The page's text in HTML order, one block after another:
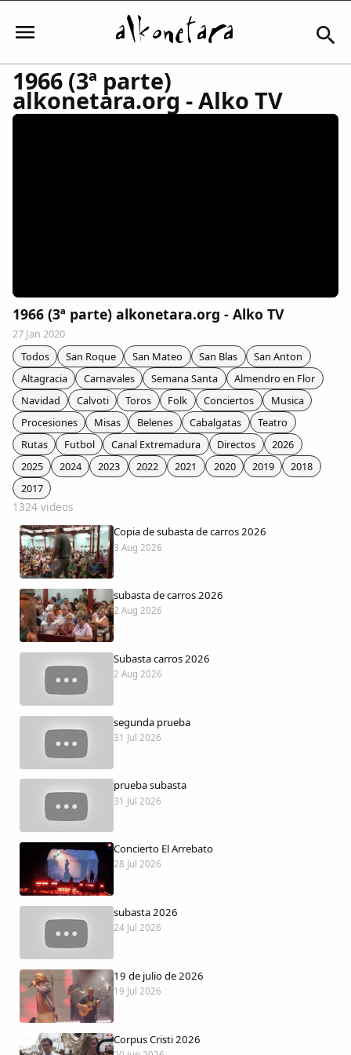
Iniciar sesión
Comunidad
Colaboradores
AlkoTV
Biblioteca
Periódico Alconétar
Foros
Idiosincrasia
Diccionario
Traductor
Dichos
Cancionero Local
Apodos
Peñas
La palra
Modo oscuro
1966 (3ª parte)
alkonetara.org - Alko TV
1966 (3ª parte) alkonetara.org - Alko TV
27 Jan 2020
Todos
San Roque San Mateo San Blas
San Anton
Altagracia
Carnavales Semana Santa
Almendro en Flor
Navidad
Calvoti Toros Folk Conciertos
Musica
Procesiones
Misas Belenes Cabalgatas
Teatro
Rutas
Futbol Canal Extremadura Directos
2026
2025
2024 2023 2022 2021 2020 2019
2018
2017
1324 videos
Copia de subasta de carros 2026
3 Aug 2026
subasta de carros 2026
2 Aug 2026
Subasta carros 2026
2 Aug 2026
segunda prueba
31 Jul 2026
prueba subasta
31 Jul 2026
Concierto El Arrebato
28 Jul 2026
subasta 2026
24 Jul 2026
19 de julio de 2026
19 Jul 2026
Corpus Cristi 2026